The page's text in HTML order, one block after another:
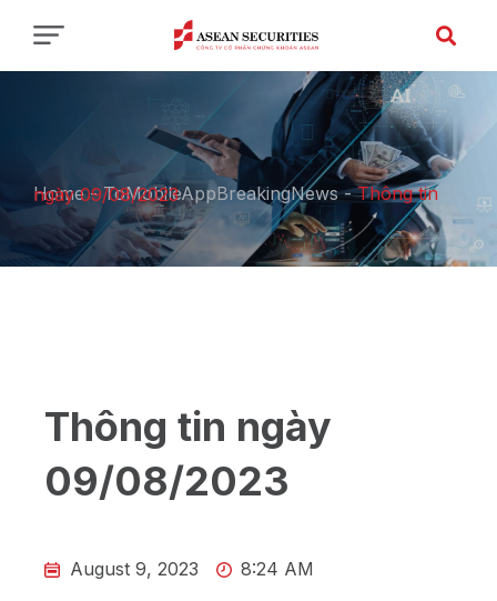
Home-ToMobileAppBreakingNews-
Thông tin ngày 09/08/2023
Thông tin ngày
09/08/2023
August 9, 2023 8:24 AM